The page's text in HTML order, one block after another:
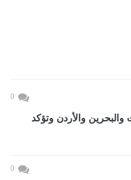
0
والأردن وتؤكد
0